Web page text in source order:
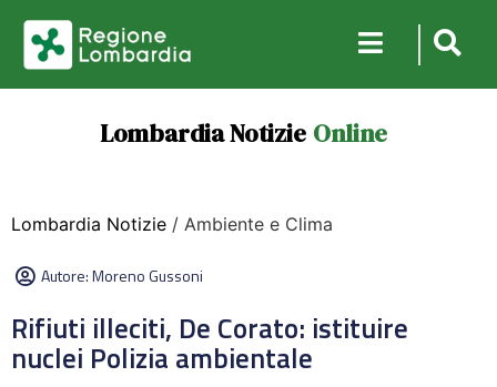
Lombardia Notizie Online
Lombardia Notizie / Ambiente e Clima
Autore:Moreno Gussoni
Rifiuti illeciti, De Corato: istituire
nuclei Polizia ambientale